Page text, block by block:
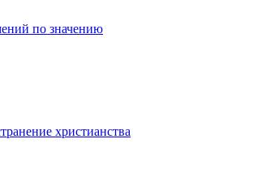
по значению
христианства